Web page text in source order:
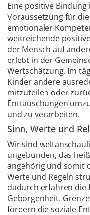
Eine positive
Voraussetzung für
emotionaler
weitreichende
der Mensch auf
erlebt in der
Wertschätzung. Im
Kinder andere
mitzuteilen oder
Enttäuschungen
und zu verarbeiten.
Sinn, Werte und
Wir sind
ungebunden, das
angehörig und somit
Werte und Regeln
dadurch erfahren die
Geborgenheit.
fördern die soziale